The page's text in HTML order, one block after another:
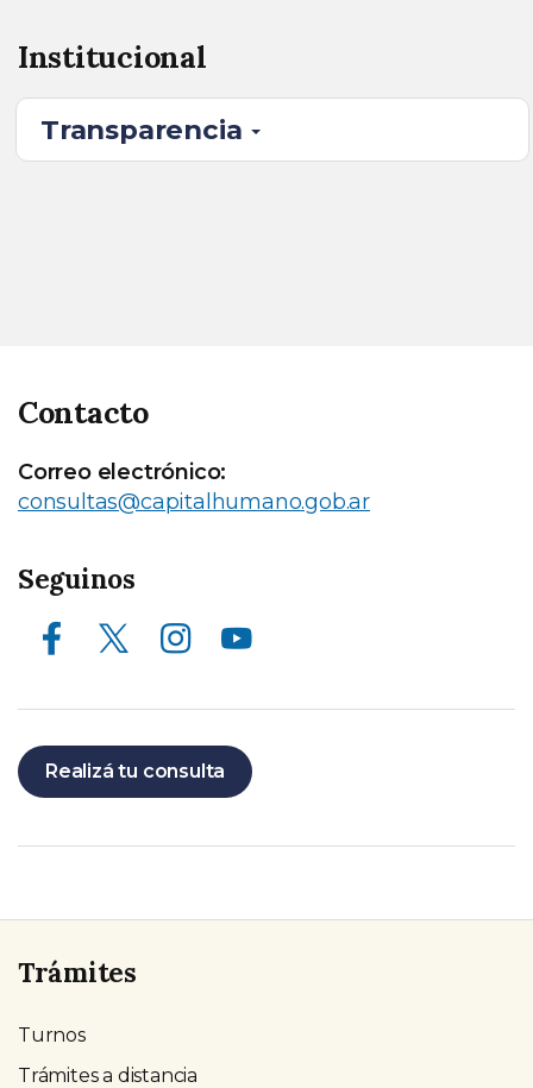
Institucional
Transparencia
Contacto
Correo electrónico:
consultas@capitalhumano.gob.ar
Seguinos
Facebook X (ex Twitter) Instagram Youtube
Realizá tu consulta
Trámites
Turnos
Trámites a distancia